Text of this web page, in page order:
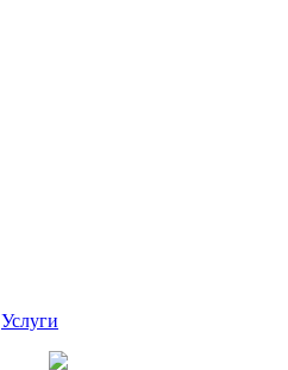
Услуги